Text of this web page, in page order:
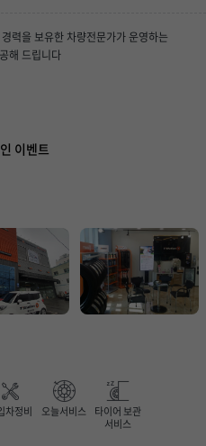
력을 보유한 차량전문가가 운영하는
해 드립니다
이벤트
차정비 오늘서비스
타이어 보관
서비스